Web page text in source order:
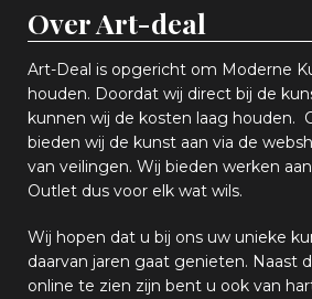
Over Art-deal
Art-Deal is opgericht om Moderne
houden. Doordat wij direct bij de
kunnen wij de kosten laag houden.
bieden wij de kunst aan via de
van veilingen. Wij bieden werken
Outlet dus voor elk wat wils.
Wij hopen dat u bij ons uw unieke
daarvan jaren gaat genieten. Naast
online te zien zijn bent u ook van